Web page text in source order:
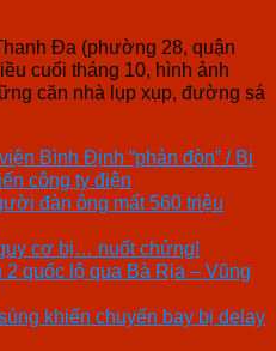
Đa (phường 28, quận
cuối tháng 10, hình ảnh
căn nhà lụp xụp, đường sá
Bình Định “phản đòn” / Bi
công ty điện
đàn ông mất 560 triệu
cơ bị… nuốt chửng!
2 quốc lộ qua Bà Rịa – Vũng
khiến chuyến bay bị delay